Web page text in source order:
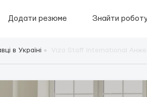
Додати резюме Знайти
в Україні